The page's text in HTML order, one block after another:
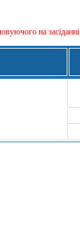
на засіданні